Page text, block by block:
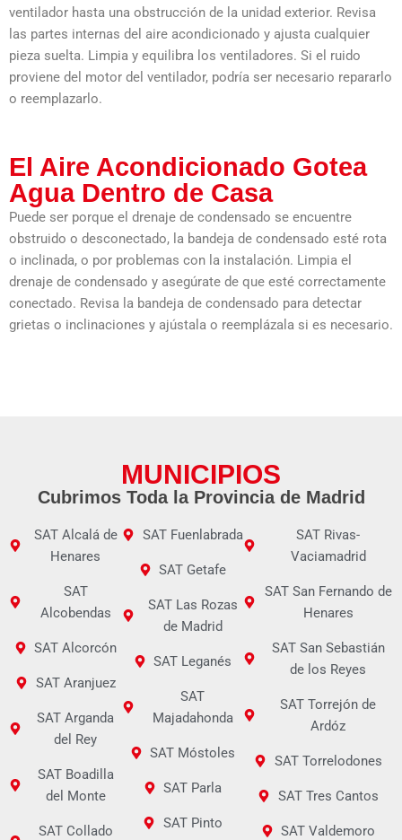
ventilador hasta una obstrucción de la unidad exterior. Revisa
las partes internas del aire acondicionado y ajusta cualquier
pieza suelta. Limpia y equilibra los ventiladores. Si el ruido
proviene del motor del ventilador, podría ser necesario repararlo
o reemplazarlo.
El Aire Acondicionado Gotea
Agua Dentro de Casa
Puede ser porque el drenaje de condensado se encuentre
obstruido o desconectado, la bandeja de condensado esté rota
o inclinada, o por problemas con la instalación. Limpia el
drenaje de condensado y asegúrate de que esté correctamente
conectado. Revisa la bandeja de condensado para detectar
grietas o inclinaciones y ajústala o reemplázala si es necesario.
MUNICIPIOS
Cubrimos Toda la Provincia de Madrid
SAT Alcalá de
Henares
SAT
Alcobendas
SAT Alcorcón
SAT Aranjuez
SAT Arganda
del Rey
SAT Boadilla
del Monte
SAT Collado
SAT Fuenlabrada
SAT Getafe
SAT Las Rozas
de Madrid
SAT Leganés
SAT
Majadahonda
SAT Móstoles
SAT Parla
SAT Pinto
SAT Rivas-
Vaciamadrid
SAT San Fernando de
Henares
SAT San Sebastián
de los Reyes
SAT Torrejón de
Ardóz
SAT Torrelodones
SAT Tres Cantos
SAT Valdemoro